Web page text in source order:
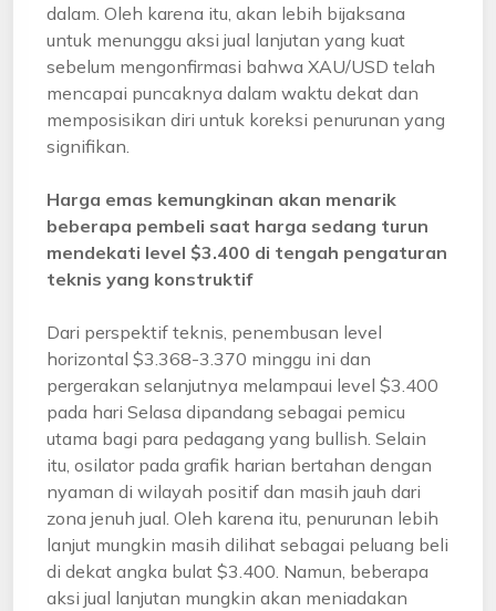
dalam. Oleh karena itu, akan lebih bijaksana
untuk menunggu aksi jual lanjutan yang kuat
sebelum mengonfirmasi bahwa XAU/USD telah
mencapai puncaknya dalam waktu dekat dan
memposisikan diri untuk koreksi penurunan yang
signifikan.
Harga emas kemungkinan akan menarik
beberapa pembeli saat harga sedang turun
mendekati level $3.400 di tengah pengaturan
teknis yang konstruktif
Dari perspektif teknis, penembusan level
horizontal $3.368-3.370 minggu ini dan
pergerakan selanjutnya melampaui level $3.400
pada hari Selasa dipandang sebagai pemicu
utama bagi para pedagang yang bullish. Selain
itu, osilator pada grafik harian bertahan dengan
nyaman di wilayah positif dan masih jauh dari
zona jenuh jual. Oleh karena itu, penurunan lebih
lanjut mungkin masih dilihat sebagai peluang beli
di dekat angka bulat $3.400. Namun, beberapa
aksi jual lanjutan mungkin akan meniadakan